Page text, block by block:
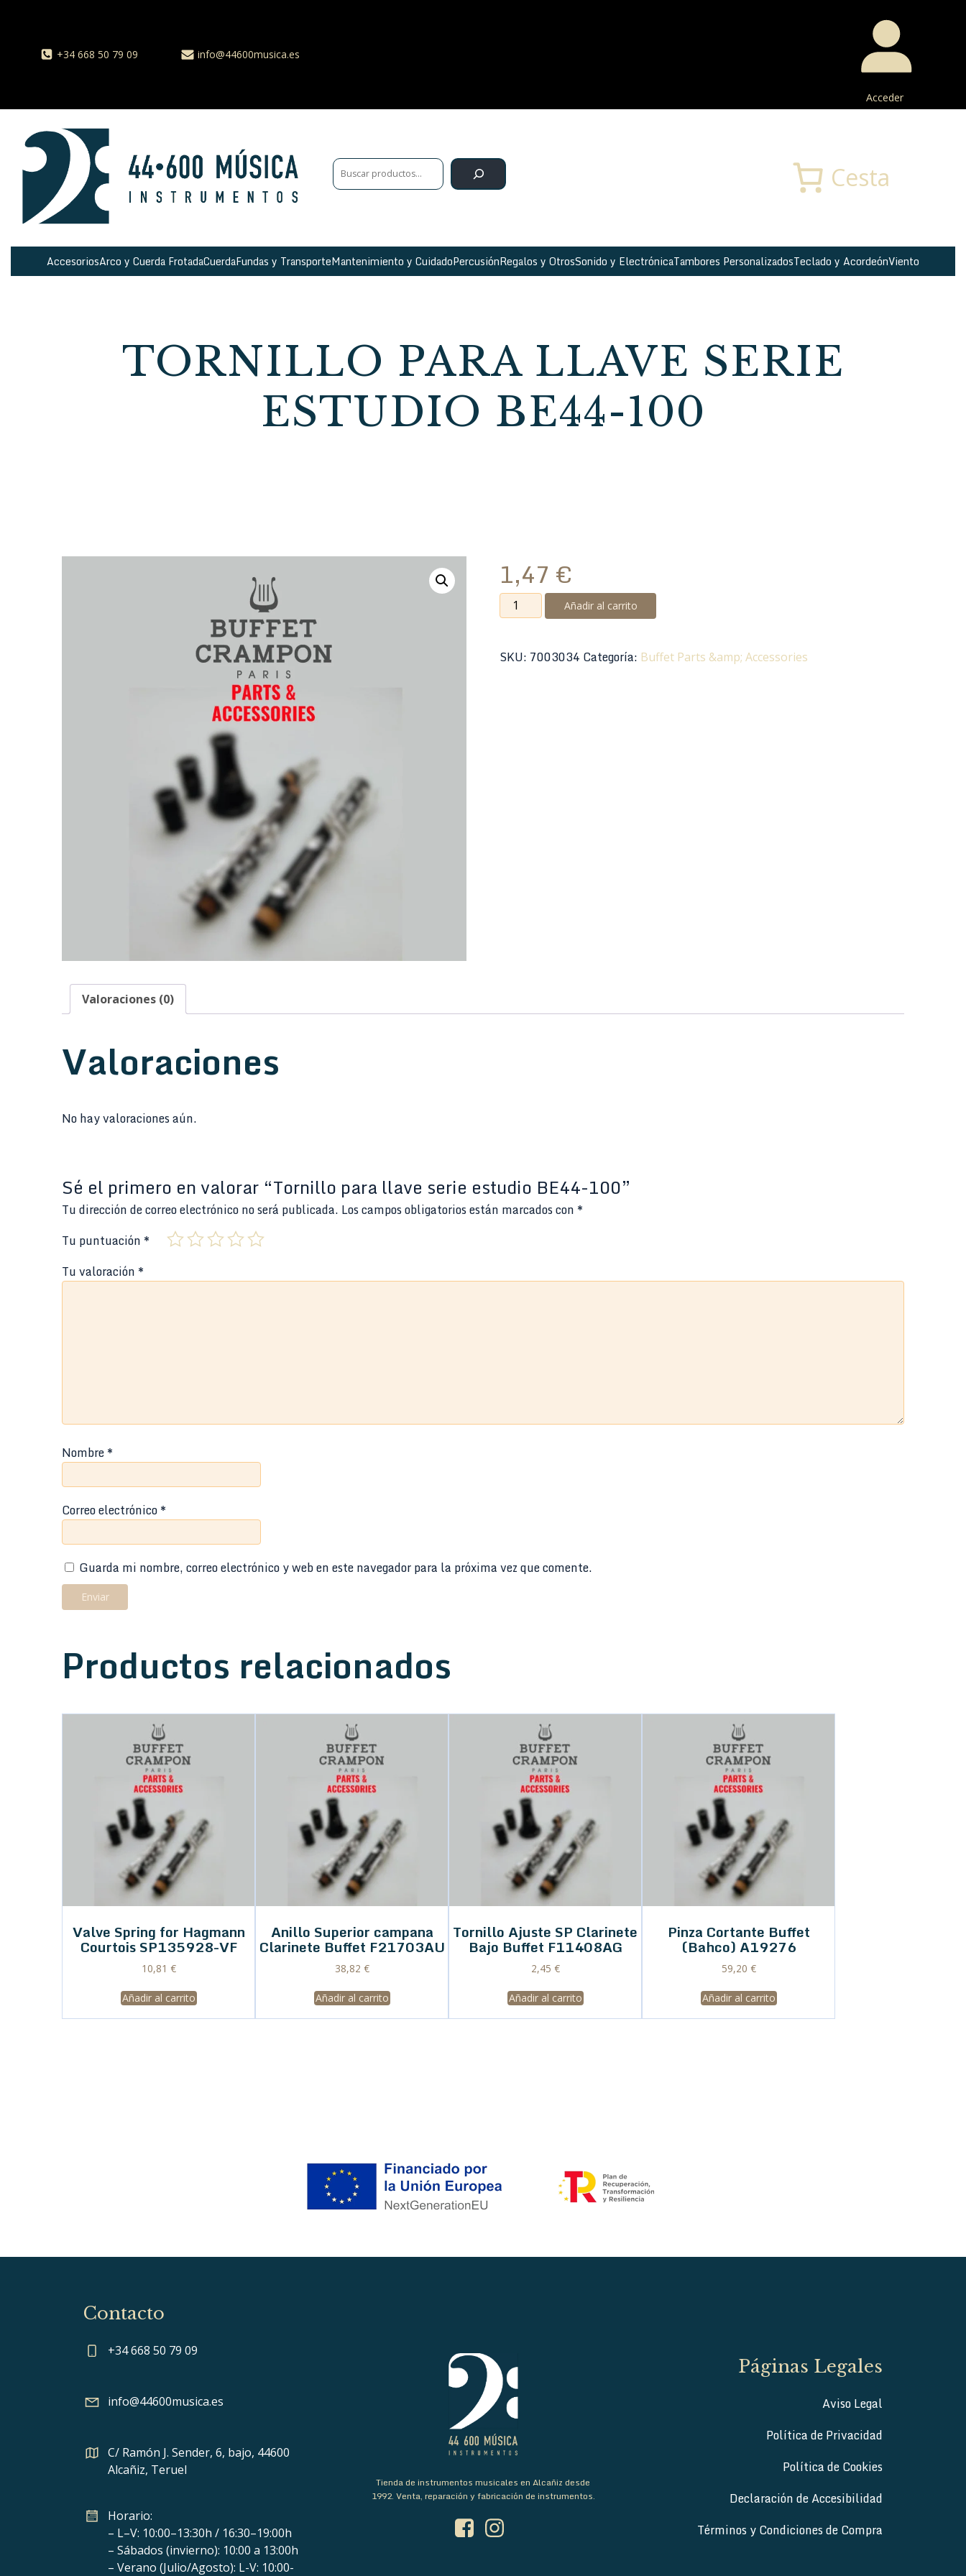
+34 668 50 79 09 info@44600musica.es
Acceder
Cesta
AccesoriosArco y Cuerda FrotadaCuerdaFundas y TransporteMantenimiento y CuidadoPercusiónRegalos y OtrosSonido y ElectrónicaTambores PersonalizadosTeclado y AcordeónViento
TORNILLO PARA LLAVE SERIE
ESTUDIO BE44-100
1,47 €
Tornillo
para
serie
Añadir al carrito
SKU: 7003034 Categoría: Buffet Parts &amp; Accessories
Valoraciones (0)
Valoraciones
No hay valoraciones aún.
Sé el primero en valorar “Tornillo para llave serie estudio BE44-100”
Tu dirección de correo electrónico no será publicada. Los campos obligatorios están marcados con *
Tu puntuación *
Tu valoración *
Nombre*
Correo electrónico*
Guarda mi nombre, correo electrónico y web en este navegador para la próxima vez que comente.
Productos relacionados
Valve Spring for Hagmann
Courtois SP135928-VF
10,81 €
Añadir al carrito
Anillo Superior campana
Clarinete Buffet F21703AU
38,82 €
Añadir al carrito
Tornillo Ajuste SP Clarinete
Bajo Buffet F11408AG
2,45 €
Añadir al carrito
Pinza Cortante Buffet
(Bahco) A19276
59,20 €
Añadir al carrito
Contacto
+34 668 50 79 09
info@44600musica.es
C/ Ramón J. Sender, 6, bajo, 44600
Alcañiz, Teruel
Horario:
– L–V: 10:00–13:30h / 16:30–19:00h
– Sábados (invierno): 10:00 a 13:00h
– Verano (Julio/Agosto): L-V: 10:00-
Tienda de instrumentos musicales en Alcañiz desde
1992. Venta, reparación y fabricación de instrumentos.
Páginas Legales
Aviso Legal
Política de Privacidad
Política de Cookies
Declaración de Accesibilidad
Términos y Condiciones de Compra